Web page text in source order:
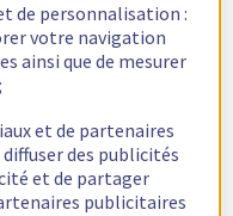
de personnalisation :
votre navigation
ainsi que de mesurer
et de partenaires
des publicités
et de partager
publicitaires